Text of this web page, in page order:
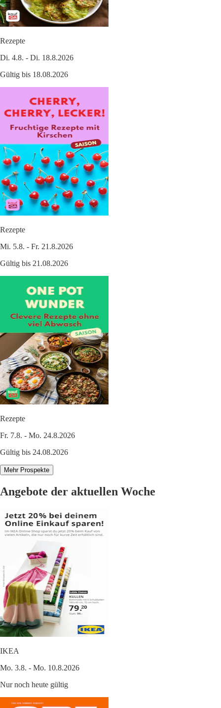
Rezepte
Di. 4.8. - Di. 18.8.2026
Gültig bis 18.08.2026
Rezepte
Mi. 5.8. - Fr. 21.8.2026
Gültig bis 21.08.2026
Rezepte
Fr. 7.8. - Mo. 24.8.2026
Gültig bis 24.08.2026
Mehr Prospekte
Angebote der aktuellen Woche
IKEA
Mo. 3.8. - Mo. 10.8.2026
Nur noch heute gültig